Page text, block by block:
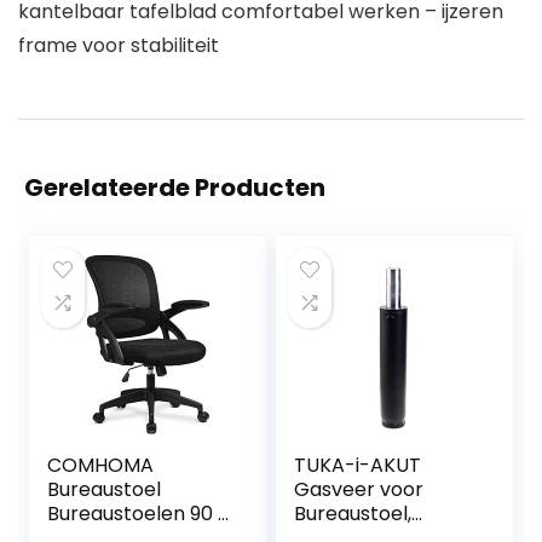
kantelbaar tafelblad comfortabel werken – ijzeren
frame voor stabiliteit
Gerelateerde Producten
COMHOMA
Bureaustoel
Bureaustoelen 90 °
TUKA-i-AKUT
Gasveer voor
Bureaustoel,